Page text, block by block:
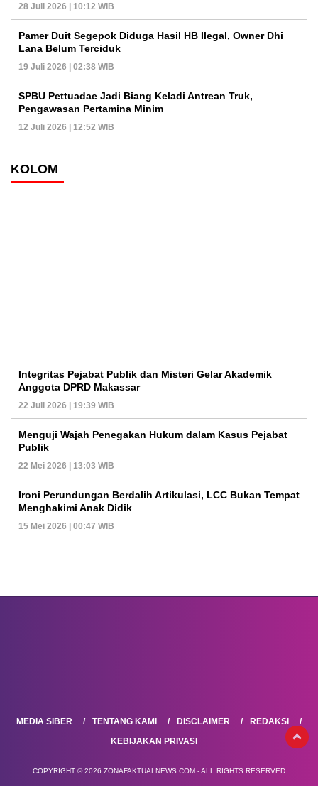
28 Juli 2026 | 10:12 WIB
Pamer Duit Segepok Diduga Hasil HB Ilegal, Owner Dhi
Lana Belum Terciduk
19 Juli 2026 | 02:38 WIB
SPBU Pettuadae Jadi Biang Keladi Antrean Truk,
Pengawasan Pertamina Minim
12 Juli 2026 | 12:52 WIB
KOLOM
Integritas Pejabat Publik dan Misteri Gelar Akademik
Anggota DPRD Makassar
22 Juli 2026 | 19:39 WIB
Menguji Wajah Penegakan Hukum dalam Kasus Pejabat
Publik
22 Mei 2026 | 13:03 WIB
Ironi Perundungan Berdalih Artikulasi, LCC Bukan Tempat
Menghakimi Anak Didik
15 Mei 2026 | 00:47 WIB
MEDIA SIBER TENTANG KAMI DISCLAIMER
REDAKSI
KEBIJAKAN PRIVASI
COPYRIGHT © 2026 ZONAFAKTUALNEWS.COM - ALL RIGHTS RESERVED